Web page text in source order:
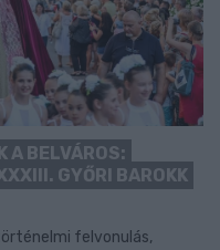
A BELVÁROS:
GYŐRI BAROKK
felvonulás,